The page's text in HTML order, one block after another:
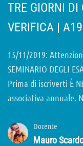
TRE GIORNI DI
VERIFICA |
15/11/2019:
SEMINARIO DEGLI
Prima di iscriverti È
associativa annuale.
Docente
Mauro